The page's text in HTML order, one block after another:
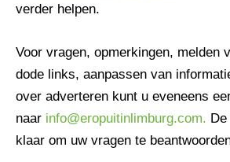
verder helpen.
Voor vragen, opmerkingen, melden
dode links, aanpassen van
over adverteren kunt u eveneens
naar info@eropuitinlimburg.com.
klaar om uw vragen te